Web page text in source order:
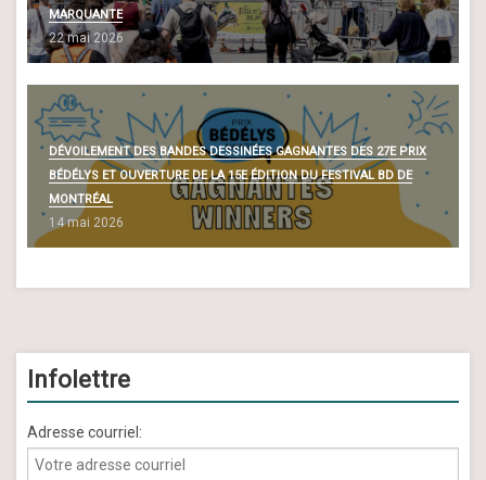
MARQUANTE
22 mai 2026
DÉVOILEMENT DES BANDES DESSINÉES GAGNANTES DES 27E PRIX
BÉDÉLYS ET OUVERTURE DE LA 15E ÉDITION DU FESTIVAL BD DE
MONTRÉAL
14 mai 2026
Infolettre
Adresse courriel: